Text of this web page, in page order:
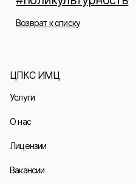
Возврат к списку
ЦПКС ИМЦ
Услуги
О нас
Лицензии
Вакансии